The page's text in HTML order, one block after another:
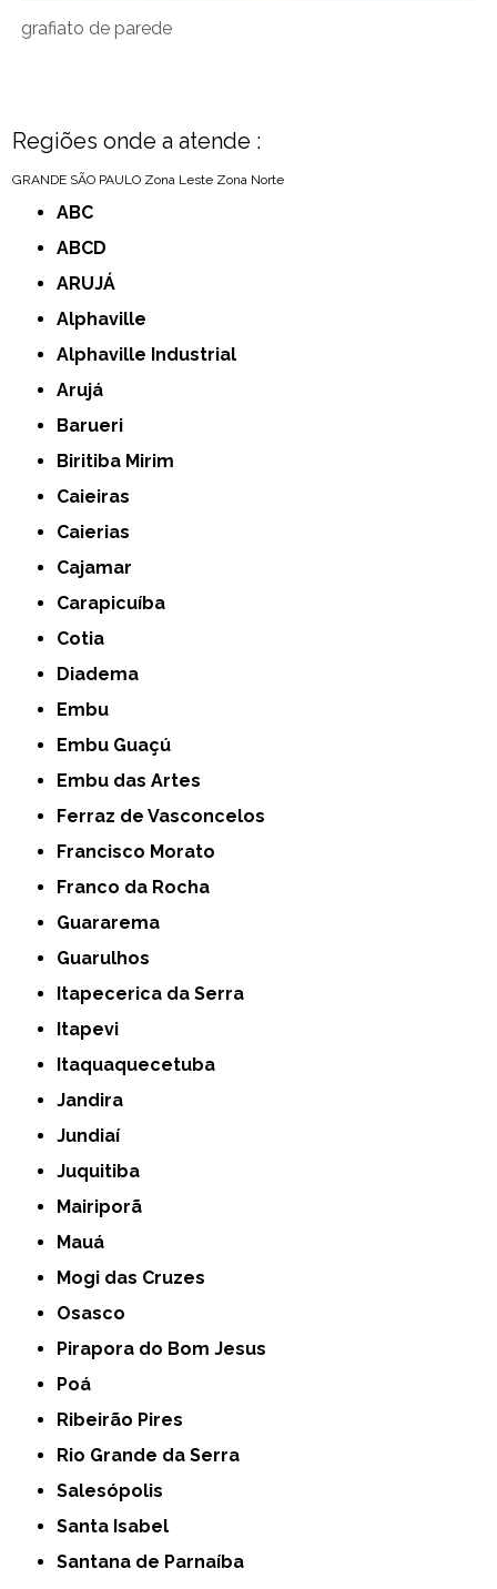
grafiato de parede
Regiões onde a atende :
GRANDE SÃO PAULO Zona Leste Zona Norte
ABC
ABCD
ARUJÁ
Alphaville
Alphaville Industrial
Arujá
Barueri
Biritiba Mirim
Caieiras
Caierias
Cajamar
Carapicuíba
Cotia
Diadema
Embu
Embu Guaçú
Embu das Artes
Ferraz de Vasconcelos
Francisco Morato
Franco da Rocha
Guararema
Guarulhos
Itapecerica da Serra
Itapevi
Itaquaquecetuba
Jandira
Jundiaí
Juquitiba
Mairiporã
Mauá
Mogi das Cruzes
Osasco
Pirapora do Bom Jesus
Poá
Ribeirão Pires
Rio Grande da Serra
Salesópolis
Santa Isabel
Santana de Parnaíba